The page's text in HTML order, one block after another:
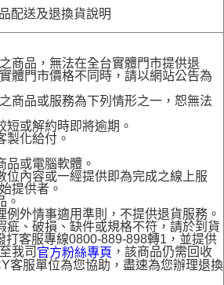
配送及退換貨說明
商品，無法在全台實體門市提供退
體門市價格不同時，請以網站公告為
商品或服務為下列情形之一，恕無法
短或解約時即將逾期。
製化給付。
品或電腦軟體。
位內容或一經提供即為完成之線上服
提供者。
。
例外情事適用準則，不提供退貨服務。
疵、破損、缺件或規格不符，請於到貨
打客服專線0800-889-898轉1，並提供
我司 官方粉絲專頁 ，該商品仍需回收
客服單位為您協助，盡速為您辦理退換